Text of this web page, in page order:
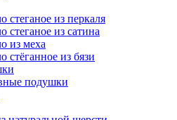
стеганое из перкаля
стеганое из сатина
из меха
стёганное из бязи
подушки